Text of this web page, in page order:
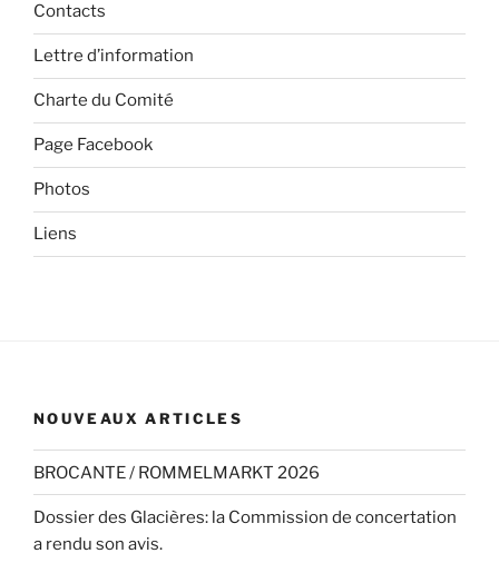
Contacts
Lettre d’information
Charte du Comité
Page Facebook
Photos
Liens
NOUVEAUX ARTICLES
BROCANTE / ROMMELMARKT 2026
Dossier des Glacières: la Commission de concertation
a rendu son avis.